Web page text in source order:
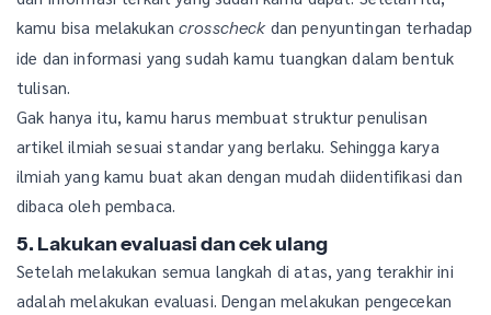
kamu bisa melakukan crosscheckdan penyuntingan terhadap
ide dan informasi yang sudah kamu tuangkan dalam bentuk
tulisan.
Gak hanya itu, kamu harus membuat struktur penulisan
artikel ilmiah sesuai standar yang berlaku. Sehingga karya
ilmiah yang kamu buat akan dengan mudah diidentifikasi dan
dibaca oleh pembaca.
5. Lakukan evaluasi dan cek ulang
Setelah melakukan semua langkah di atas, yang terakhir ini
adalah melakukan evaluasi. Dengan melakukan pengecekan